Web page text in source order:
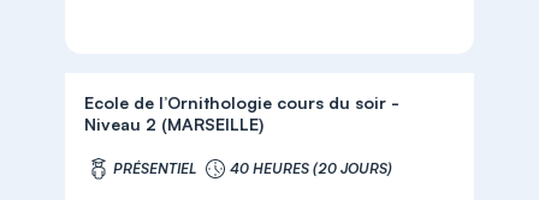
Ecole de l’Ornithologie cours du soir -
Niveau 2 (MARSEILLE)
PRÉSENTIEL 40 HEURES (20 JOURS)